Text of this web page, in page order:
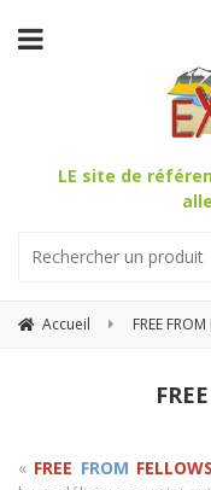
LE site de
Accueil FREE
« FREE FROM FELLOWS